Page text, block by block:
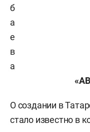
б
а
е
в
а
О создании в
стало известно в